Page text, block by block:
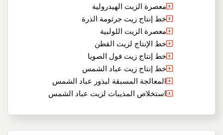
معصرة الزيت الهيدرولية
خط إنتاج زيت جرثومة الذرة
معصرة الزيت اللولبية
خط الإنتاج لزيت القطن
خط إنتاج زيت فول الصويا
خط إنتاج زيت عباد الشمس
المعالجة المسبقة لبذور عباد الشمس
استخلاص المذيبات لزيت عباد الشمس